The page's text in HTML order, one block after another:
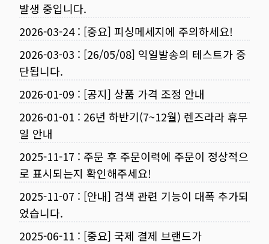
발생 중입니다.
2026-03-24: [중요] 피싱메세지에 주의하세요!
2026-03-03 : [26/05/08] 익일발송의 테스트가 중
단됩니다.
2026-01-09 : [공지] 상품 가격 조정 안내
2026-01-01 : 26년 하반기(7~12월) 렌즈라라 휴무
일 안내
2025-11-17 : 주문 후 주문이력에 주문이 정상적으
로 표시되는지 확인해주세요!
2025-11-07 : [안내] 검색 관련 기능이 대폭 추가되
었습니다.
2025-06-11 : [중요] 국제 결제 브랜드가